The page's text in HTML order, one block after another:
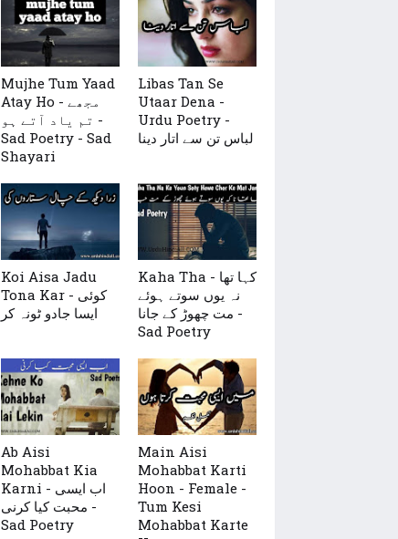
Mujhe Tum Yaad
Atay Ho - مجھے
تم یاد آتے ہو -
Sad Poetry - Sad
Shayari
Libas Tan Se
Utaar Dena -
Urdu Poetry -
لباس تن سے اتار دینا
Koi Aisa Jadu
Tona Kar - کوئی
ایسا جادو ٹونہ کر
Kaha Tha - کہا تھا
نہ یوں سوتے ہوئے
مت چھوڑ کے جانا -
Sad Poetry
Ab Aisi
Mohabbat Kia
Karni - اب ایسی
محبت کیا کرنی -
Sad Poetry
Main Aisi
Mohabbat Karti
Hoon - Female -
Tum Kesi
Mohabbat Karte